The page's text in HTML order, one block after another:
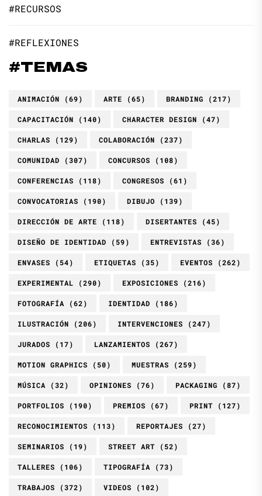
#RECURSOS
#REFLEXIONES
#TEMAS
ANIMACIÓN (69) ARTE (65) BRANDING (217)
CAPACITACIÓN (140) CHARACTER DESIGN (47)
CHARLAS (129) COLABORACIÓN (237)
COMUNIDAD (307) CONCURSOS (108)
CONFERENCIAS (118) CONGRESOS (61)
CONVOCATORIAS (190) DIBUJO (139)
DIRECCIÓN DE ARTE (118) DISERTANTES (45)
DISEÑO DE IDENTIDAD (59) ENTREVISTAS (36)
ENVASES (54) ETIQUETAS (35) EVENTOS (262)
EXPERIMENTAL (290) EXPOSICIONES (216)
FOTOGRAFÍA (62) IDENTIDAD (186)
ILUSTRACIÓN (206) INTERVENCIONES (247)
JURADOS (17) LANZAMIENTOS (267)
MOTION GRAPHICS (50) MUESTRAS (259)
MÚSICA (32) OPINIONES (76) PACKAGING (87)
PORTFOLIOS (190) PREMIOS (67) PRINT (127)
RECONOCIMIENTOS (113) REPORTAJES (27)
SEMINARIOS (19) STREET ART (52)
TALLERES (106) TIPOGRAFÍA (73)
TRABAJOS (372) VIDEOS (102)